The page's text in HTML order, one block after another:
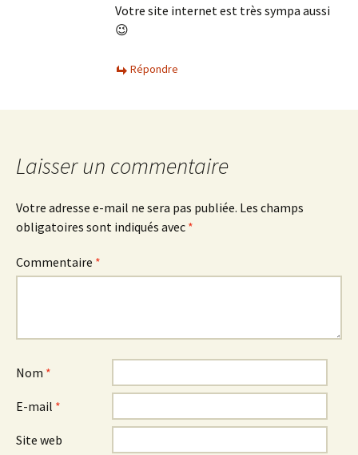
Votre site internet est très sympa aussi
😉
Répondre
Laisser un commentaire
Votre adresse e-mail ne sera pas publiée. Les champs
obligatoires sont indiqués avec *
Commentaire *
Nom *
E-mail *
Site web